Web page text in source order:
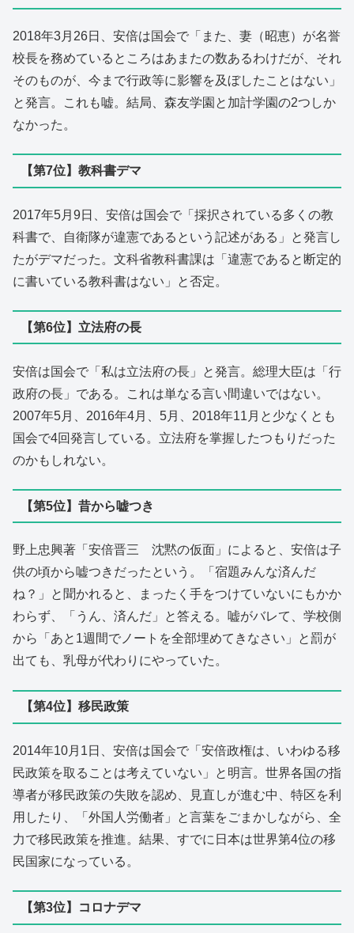
2018年3月26日、安倍は国会で「また、妻（昭恵）が名誉
校長を務めているところはあまたの数あるわけだが、それ
そのものが、今まで行政等に影響を及ぼしたことはない」
と発言。これも嘘。結局、森友学園と加計学園の2つしか
なかった。
【第7位】教科書デマ
2017年5月9日、安倍は国会で「採択されている多くの教
科書で、自衛隊が違憲であるという記述がある」と発言し
たがデマだった。文科省教科書課は「違憲であると断定的
に書いている教科書はない」と否定。
【第6位】立法府の長
安倍は国会で「私は立法府の長」と発言。総理大臣は「行
政府の長」である。これは単なる言い間違いではない。
2007年5月、2016年4月、5月、2018年11月と少なくとも
国会で4回発言している。立法府を掌握したつもりだった
のかもしれない。
【第5位】昔から嘘つき
野上忠興著「安倍晋三 沈黙の仮面」によると、安倍は子
供の頃から嘘つきだったという。「宿題みんな済んだ
ね？」と聞かれると、まったく手をつけていないにもかか
わらず、「うん、済んだ」と答える。嘘がバレて、学校側
から「あと1週間でノートを全部埋めてきなさい」と罰が
出ても、乳母が代わりにやっていた。
【第4位】移民政策
2014年10月1日、安倍は国会で「安倍政権は、いわゆる移
民政策を取ることは考えていない」と明言。世界各国の指
導者が移民政策の失敗を認め、見直しが進む中、特区を利
用したり、「外国人労働者」と言葉をごまかしながら、全
力で移民政策を推進。結果、すでに日本は世界第4位の移
民国家になっている。
【第3位】コロナデマ